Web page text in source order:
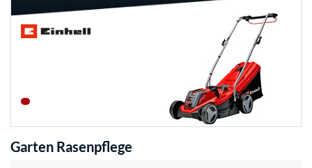
Garten Rasenpflege